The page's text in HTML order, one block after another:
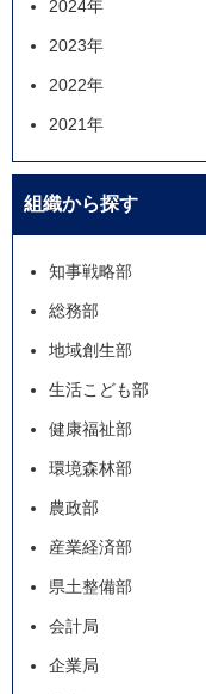
2024年
2023年
2022年
2021年
組織から探す
知事戦略部
総務部
地域創生部
生活こども部
健康福祉部
環境森林部
農政部
産業経済部
県土整備部
会計局
企業局